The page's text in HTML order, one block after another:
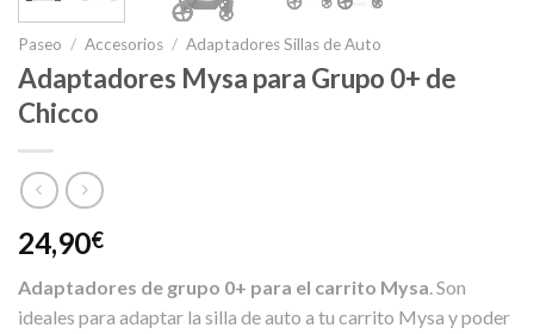
Paseo / Accesorios / Adaptadores Sillas de Auto
Adaptadores Mysa para Grupo 0+ de
Chicco
24,90€
Adaptadores de grupo 0+ para el carrito Mysa. Son
ideales para adaptar la silla de auto a tu carrito Mysa y poder